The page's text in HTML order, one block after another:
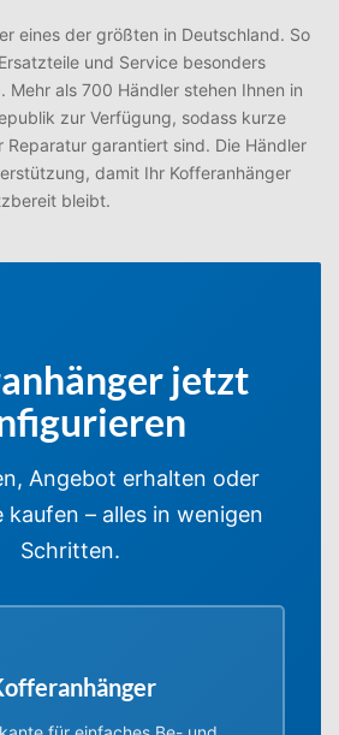
eines der größten in Deutschland. So
und Service besonders
Mehr als 700 Händler stehen Ihnen in
zur Verfügung, sodass kurze
Reparatur garantiert sind. Die Händler
damit Ihr Kofferanhänger
bleibt.
jetzt
Angebot erhalten oder
kaufen – alles in wenigen
Schritten.